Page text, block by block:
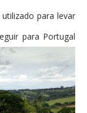
para levar
para Portugal